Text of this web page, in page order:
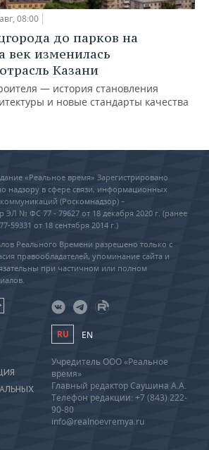
08:00
до парков на
век изменилась
Казани
— история становления
и новые стандарты качества
«Реальное время» Зарегистрировано
надзору в сфере связи, информационных
(Роскомнадзор) –
ЭЛ № ФС 77 - 79627 от 18 декабря 2020 г. (ранее
59331 от 18 сентября 2014 г.)
Реального Времени разрешено только с
правообладателей, упоминание сайта и
при частичном или полном
RU EN
Учредитель ООО «Реальное
время»
Главный редактор Саушина А.А.
Телефон редакции: +7 (843) 222-
90-80
info@realnoevremya.ru